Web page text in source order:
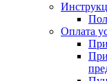
Оплата